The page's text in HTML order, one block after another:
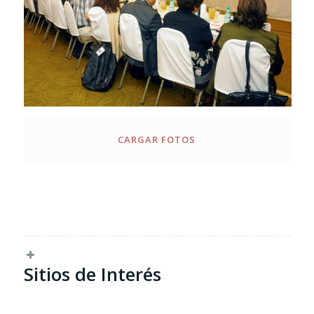
CARGAR FOTOS
Sitios de Interés